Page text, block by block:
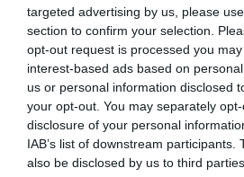
targeted advertising by us, please
section to confirm your selection.
opt-out request is processed you
interest-based ads based on
us or personal information disclosed
your opt-out. You may separately
disclosure of your personal
IAB’s list of downstream participants.
also be disclosed by us to third
hihetetlenül hosszú időt
kutatók Stephen Hawking
alapján jutottak erre a
fekete lyukak ugyanis –